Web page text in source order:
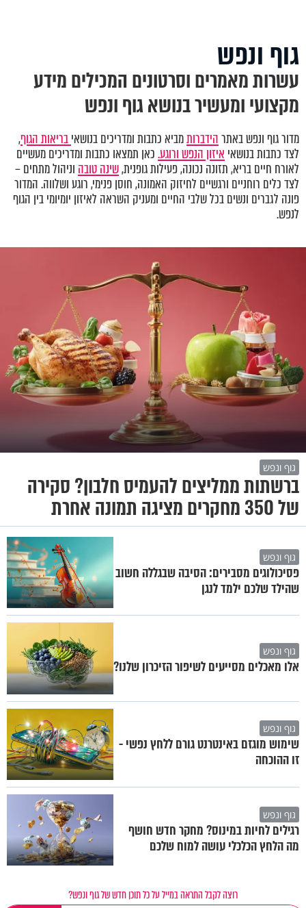
גוף ונפש
עשרות מאמרים וסרטונים המכילים מידע
מקצועי ומעשיר בנושא גוף ונפש
מדור גוף ונפש באתרהידברותמביא כתבות ומדריכים בנושאיבריאות הגוף,
לצד כתבות בנושאי איזון הנפש ורוגע.כאן תמצאו כתבות ומדריכים מעשיים
לאורח חיים בריא, תזונה נכונה, פעילות גופנית,שינה טובה וניהול מתחים –
לצד כלים רוחניים ורגשיים לחיזוק האמונה, חוסן פנימי, רוגע ושלווה. המדור
פונה לגברים ונשים בכל שלבי החיים ומעניק השראה לאיזון יומיומי בין הגוף
לנפש.
גוף ונפש
ברשתות ממליצים להעמיס חלבון? סקירה
של 350 מחקרים מציגה תמונה אחרת
גוף ונפש
פסיכולוגים מסבירים: הסיבה שבגללה חשוב
שהילד שלכם ילמד לנגן
גוף ונפש
אלו מאכלים מסייעים לשיפור הזיכרון שלנו?
גוף ונפש
שימוש מוגזם באינטרנט גורם ללחץ נפשי -
זו ההוכחה
גוף ונפש
רגילים לחיות במינוס? מחקר חדש חושף
מה הלחץ הכלכלי עושה למוח שלכם
רוצה לקבל התראה במייל על כל תוכן חדש של גוף ונפש?